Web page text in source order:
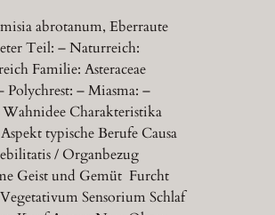
abrotanum, Eberraute
Teil: – Naturreich:
Familie: Asteraceae
Polychrest: – Miasma: –
Charakteristika
typische Berufe Causa
/ Organbezug
Geist und Gemüt Furcht
Sensorium Schlaf